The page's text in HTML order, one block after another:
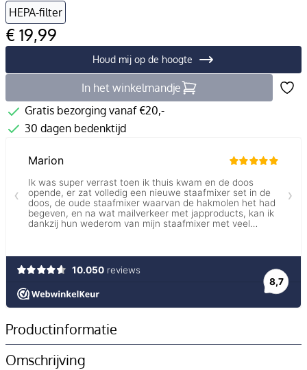
HEPA-filter
€ 19,99
Houd mij op de hoogte
In het winkelmandje
Gratis bezorging vanaf €20,-
30 dagen bedenktijd
Productinformatie
Omschrijving